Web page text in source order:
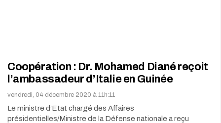
Coopération : Dr. Mohamed Diané reçoit
l’ambassadeur d’Italie en Guinée
vendredi, 04 décembre 2020 à 11h:11
Le ministre d’Etat chargé des Affaires
présidentielles/Ministre de la Défense nationale a reçu